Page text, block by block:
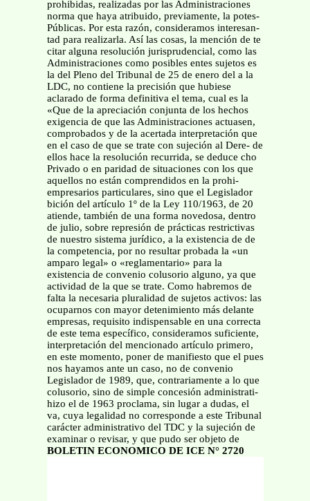
prohibidas, realizadas por las Administraciones
norma que haya atribuido, previamente, la potes-
Públicas. Por esta razón, consideramos interesan-
tad para realizarla. Así las cosas, la mención de te
citar alguna resolución jurisprudencial, como las
Administraciones como posibles entes sujetos es
la del Pleno del Tribunal de 25 de enero del a la
LDC, no contiene la precisión que hubiese
aclarado de forma definitiva el tema, cual es la
«Que de la apreciación conjunta de los hechos
exigencia de que las Administraciones actuasen,
comprobados y de la acertada interpretación que
en el caso de que se trate con sujeción al Dere- de
ellos hace la resolución recurrida, se deduce cho
Privado o en paridad de situaciones con los que
aquellos no están comprendidos en la prohi-
empresarios particulares, sino que el Legislador
bición del artículo 1º de la Ley 110/1963, de 20
atiende, también de una forma novedosa, dentro
de julio, sobre represión de prácticas restrictivas
de nuestro sistema jurídico, a la existencia de de
la competencia, por no resultar probada la «un
amparo legal» o «reglamentario» para la
existencia de convenio colusorio alguno, ya que
actividad de la que se trate. Como habremos de
falta la necesaria pluralidad de sujetos activos: las
ocuparnos con mayor detenimiento más delante
empresas, requisito indispensable en una correcta
de este tema específico, consideramos suficiente,
interpretación del mencionado artículo primero,
en este momento, poner de manifiesto que el pues
nos hayamos ante un caso, no de convenio
Legislador de 1989, que, contrariamente a lo que
colusorio, sino de simple concesión administrati-
hizo el de 1963 proclama, sin lugar a dudas, el
va, cuya legalidad no corresponde a este Tribunal
carácter administrativo del TDC y la sujeción de
examinar o revisar, y que pudo ser objeto de
BOLETIN ECONOMICO DE ICE N° 2720